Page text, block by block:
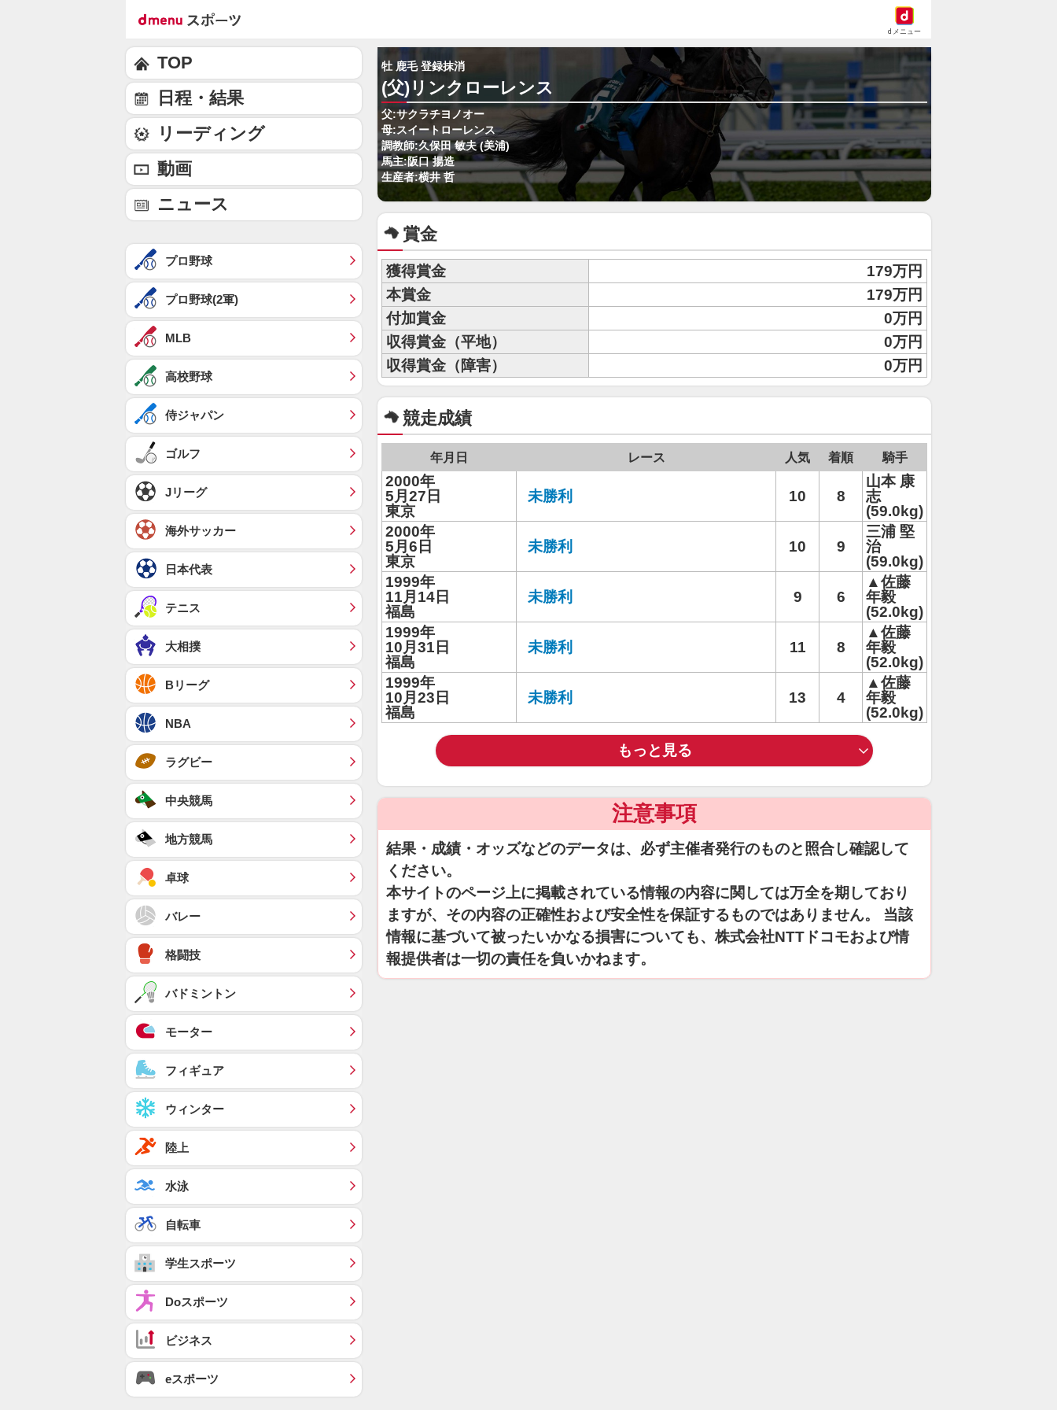
dメニュー
牡 鹿毛 登録抹消
(父)リンクローレンス
父:サクラチヨノオー
母:スイートローレンス
調教師:久保田 敏夫 (美浦)
馬主:阪口 揚造
生産者:横井 哲
賞金
獲得賞金
179万円
本賞金
179万円
付加賞金
0万円
収得賞金（平地）
0万円
収得賞金（障害）
0万円
競走成績
年月日 レース 人気 着順 騎手
2000年
5月27日
東京
未勝利 10 8
山本 康
志
(59.0kg)
2000年
5月6日
東京
未勝利 10 9
三浦 堅
治
(59.0kg)
1999年
11月14日
福島
未勝利 9 6
▲佐藤
年毅
(52.0kg)
1999年
10月31日
福島
未勝利 11 8
▲佐藤
年毅
(52.0kg)
1999年
10月23日
福島
未勝利 13 4
▲佐藤
年毅
(52.0kg)
もっと見る
注意事項
結果・成績・オッズなどのデータは、必ず主催者発行のものと照合し確認して
ください。
本サイトのページ上に掲載されている情報の内容に関しては万全を期しており
ますが、その内容の正確性および安全性を保証するものではありません。 当該
情報に基づいて被ったいかなる損害についても、株式会社NTTドコモおよび情
報提供者は一切の責任を負いかねます。
TOP
日程・結果
リーディング
動画
ニュース
プロ野球
プロ野球(2軍)
MLB
高校野球
侍ジャパン
ゴルフ
Jリーグ
海外サッカー
日本代表
テニス
大相撲
Bリーグ
NBA
ラグビー
中央競馬
地方競馬
卓球
バレー
格闘技
バドミントン
モーター
フィギュア
ウィンター
陸上
水泳
自転車
学生スポーツ
Doスポーツ
ビジネス
eスポーツ